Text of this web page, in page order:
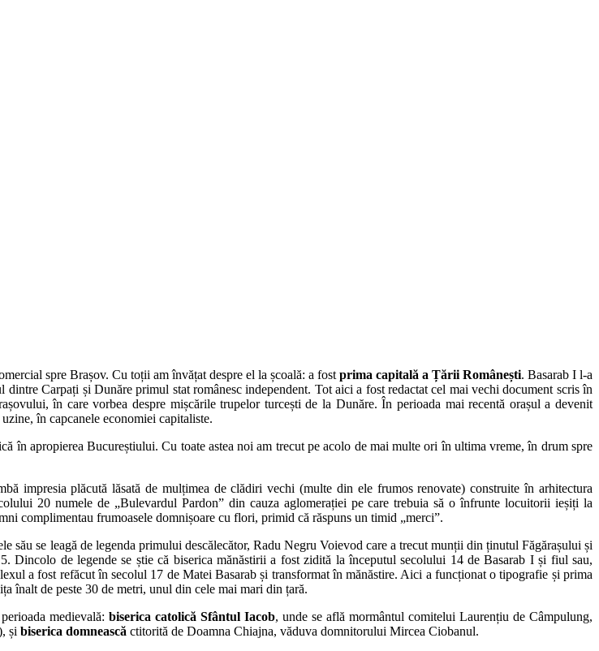
spre Brașov. Cu toții am învățat despre el la școală: a fost prima capitală a Țării Românești. Basarab I l-a
Carpați și Dunăre primul stat românesc independent. Tot aici a fost redactat cel mai vechi document scris în
în care vorbea despre mișcările trupelor turcești de la Dunăre. În perioada mai recentă orașul a devenit
în capcanele economiei capitaliste.
în apropierea Bucureștiului. Cu toate astea noi am trecut pe acolo de mai multe ori în ultima vreme, în drum spre
impresia plăcută lăsată de mulțimea de clădiri vechi (multe din ele frumos renovate) construite în arhitectura
20 numele de „Bulevardul Pardon” din cauza aglomerației pe care trebuia să o înfrunte locuitorii ieșiți la
complimentau frumoasele domnișoare cu flori, primid că răspuns un timid „merci”.
său se leagă de legenda primului descălecător, Radu Negru Voievod care a trecut munții din ținutul Făgărașului și
Dincolo de legende se știe că biserica mănăstirii a fost zidită la începutul secolului 14 de Basarab I și fiul sau,
a fost refăcut în secolul 17 de Matei Basarab și transformat în mănăstire. Aici a funcționat o tipografie și prima
înalt de peste 30 de metri, unul din cele mai mari din țară.
medievală: biserica catolică Sfântul Iacob, unde se află mormântul comitelui Laurențiu de Câmpulung,
și biserica domnească ctitorită de Doamna Chiajna, văduva domnitorului Mircea Ciobanul.